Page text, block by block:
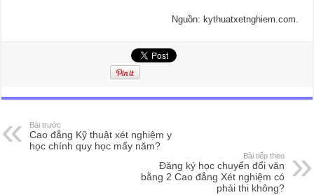
Nguồn: kythuatxetnghiem.com.
Bài trước
Cao đẳng Kỹ thuật xét nghiệm y
học chính quy học mấy năm?
Bài tiếp theo
Đăng ký học chuyển đổi văn
bằng 2 Cao đẳng Xét nghiệm có
phải thi không?